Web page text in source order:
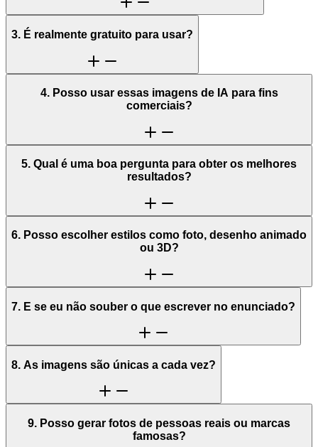
3. É realmente gratuito para usar?
4. Posso usar essas imagens de IA para fins
comerciais?
5. Qual é uma boa pergunta para obter os melhores
resultados?
6. Posso escolher estilos como foto, desenho animado
ou 3D?
7. E se eu não souber o que escrever no enunciado?
8. As imagens são únicas a cada vez?
9. Posso gerar fotos de pessoas reais ou marcas
famosas?